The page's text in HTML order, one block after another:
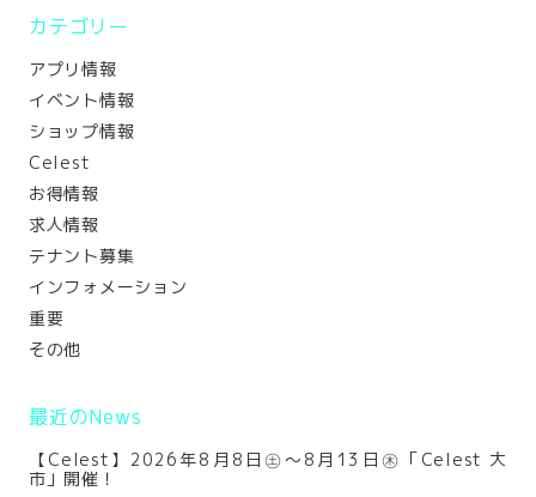
カテゴリー
アプリ情報
イベント情報
ショップ情報
Celest
お得情報
求人情報
テナント募集
インフォメーション
重要
その他
最近のNews
【Celest】2026年8月8日㊏～8月13日㊍「Celest 大
市」開催！